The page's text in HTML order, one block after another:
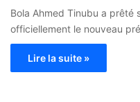
Bola Ahmed Tinubu a prêté
officiellement le nouveau
Lire la suite »